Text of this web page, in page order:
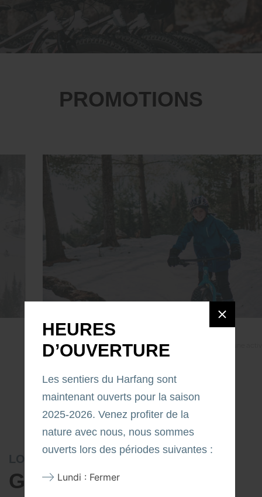
PROMOTIONS
ACTIVITÉS SCOLAIRES
Pour une sortie scolaire hors de l’ordinaire, quoi de mieux qu’une activité en
plein air ? Amène ta classe dans nos sentiers. Plaisir assuré !
LOCATION DE FAT BIKE
GAMME DE VÉLOS
HEURES
D’OUVERTURE
Les sentiers du Harfang sont
maintenant ouverts pour la saison
2025-2026. Venez profiter de la
nature avec nous, nous sommes
ouverts lors des périodes suivantes :
Lundi : Fermer